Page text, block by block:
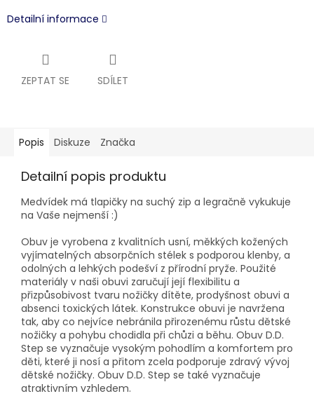
Detailní informace
ZEPTAT SE SDÍLET
Popis Diskuze Značka
Detailní popis produktu
Medvídek má tlapičky na suchý zip a legračně vykukuje
na Vaše nejmenší :)
Obuv je vyrobena z kvalitních usní, měkkých kožených
vyjímatelných absorpčních stélek s podporou klenby, a
odolných a lehkých podešví z přírodní pryže. Použité
materiály v naši obuvi zaručují její flexibilitu a
přizpůsobivost tvaru nožičky dítěte, prodyšnost obuvi a
absenci toxických látek. Konstrukce obuvi je navržena
tak, aby co nejvíce nebránila přirozenému růstu dětské
nožičky a pohybu chodidla při chůzi a běhu. Obuv D.D.
Step se vyznačuje vysokým pohodlím a komfortem pro
děti, které ji nosí a přitom zcela podporuje zdravý vývoj
dětské nožičky. Obuv D.D. Step se také vyznačuje
atraktivním vzhledem.